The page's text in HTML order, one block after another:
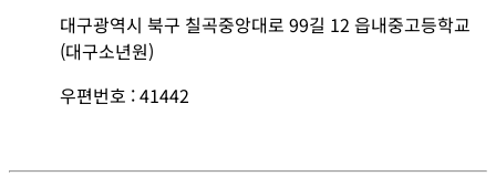
대구광역시 북구 칠곡중앙대로 99길 12 읍내중고등학교
(대구소년원)
우편번호 : 41442